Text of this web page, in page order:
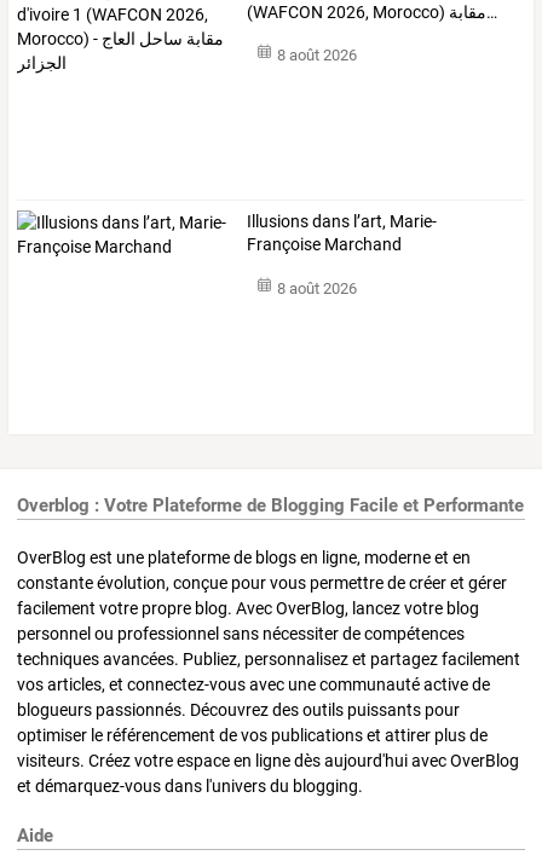
(WAFCON 2026, Morocco) مقابة…
8 août 2026
Illusions dans l’art, Marie-
Françoise Marchand
8 août 2026
Overblog : Votre Plateforme de Blogging Facile et Performante
OverBlog est une plateforme de blogs en ligne, moderne et en
constante évolution, conçue pour vous permettre de créer et gérer
facilement votre propre blog. Avec OverBlog, lancez votre blog
personnel ou professionnel sans nécessiter de compétences
techniques avancées. Publiez, personnalisez et partagez facilement
vos articles, et connectez-vous avec une communauté active de
blogueurs passionnés. Découvrez des outils puissants pour
optimiser le référencement de vos publications et attirer plus de
visiteurs. Créez votre espace en ligne dès aujourd'hui avec OverBlog
et démarquez-vous dans l'univers du blogging.
Aide